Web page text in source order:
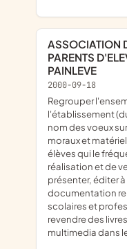
ASSOCIATION DU CONSEIL LOCAL DES
PARENTS
PAINLEVE
2000-09-18
regrouper l'ensemble des parents d'elèves de
l'établissement
nom des voeux
moraux et
élèves qui le
réalisation et de
présenter, éditer
documentation
scolaires et
revendre des
multimedia dans